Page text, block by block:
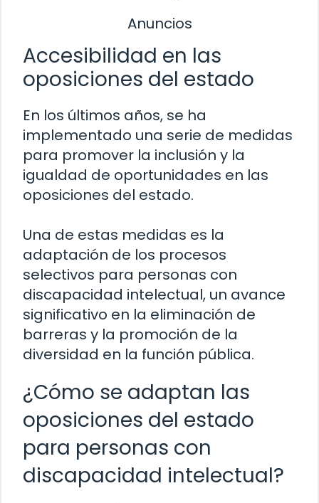
Anuncios
Accesibilidad en las
oposiciones del estado
En los últimos años, se ha
implementado una serie de medidas
para promover la inclusión y la
igualdad de oportunidades en las
oposiciones del estado.
Una de estas medidas es la
adaptación de los procesos
selectivos para personas con
discapacidad intelectual, un avance
significativo en la eliminación de
barreras y la promoción de la
diversidad en la función pública.
¿Cómo se adaptan las
oposiciones del estado
para personas con
discapacidad intelectual?